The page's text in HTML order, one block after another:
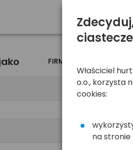
FIRMA
Właściciel
o.o., korzysta
cookies:
na stronie